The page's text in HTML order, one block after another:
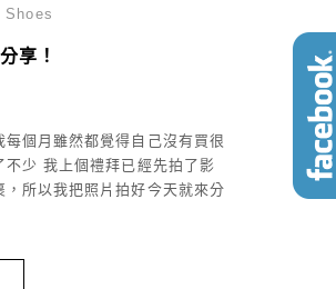
Shoes
享！
個月雖然都覺得自己沒有買很
少 我上個禮拜已經先拍了影
所以我把照片拍好今天就來分